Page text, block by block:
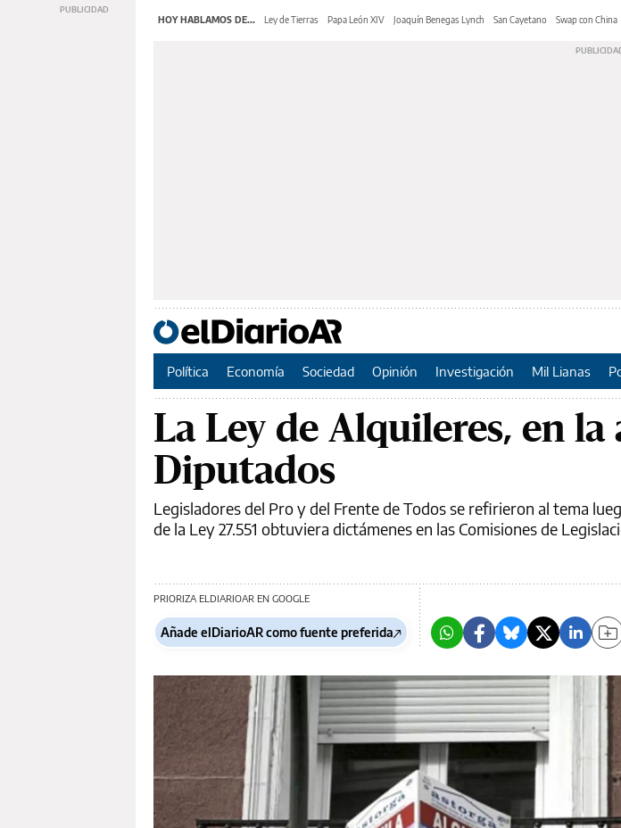
HOY HABLAMOS DE... Ley de Tierras Papa León XIV Joaquín Benegas Lynch San Cayetano Swap con China
Política Economía Sociedad Opinión Investigación Mil Lianas
La Ley de Alquileres, en la
Diputados
Legisladores del Pro y del Frente de Todos se refirieron al tema
de la Ley 27.551 obtuviera dictámenes en las Comisiones de
PRIORIZA ELDIARIOAR EN GOOGLE
Añade elDiarioAR como fuente preferida